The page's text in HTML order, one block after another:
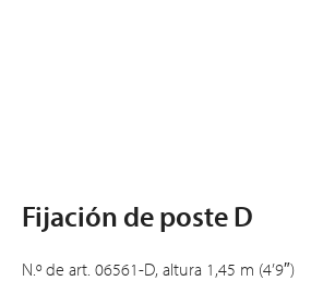
Fijación de poste D
N.º de art. 06561-D, altura 1,45 m (4’9″)